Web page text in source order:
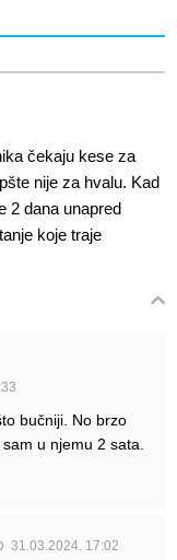
čekaju kese za
nije za hvalu. Kad
2 dana unapred
koje traje
bučniji. No brzo
u njemu 2 sata.
31.03.2024. 17:02